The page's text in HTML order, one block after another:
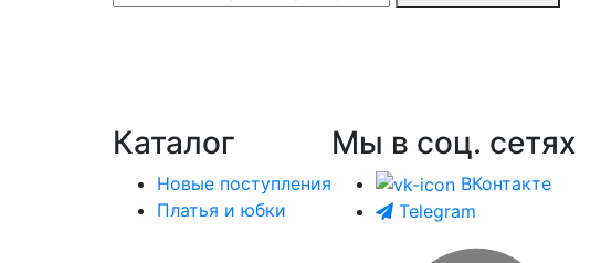
Каталог
Новые поступления
Платья и юбки
Мы в соц. сетях
ВКонтакте
Telegram